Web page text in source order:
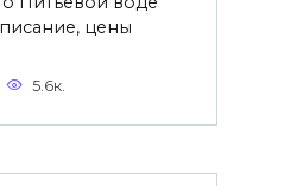
цены
5.6к.